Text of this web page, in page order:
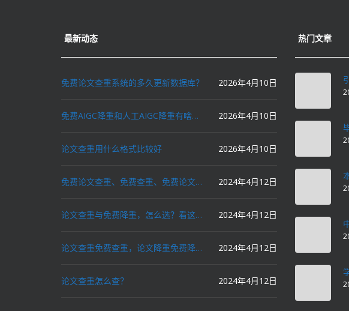
最新动态
免费论文查重系统的多久更新数据库？ 2026年4月10日
免费AIGC降重和人工AIGC降重有啥区别？ 2026年4月10日
论文查重用什么格式比较好 2026年4月10日
免费论文查重、免费查重、免费论文降重、免费降重、智能降重、一键降重、降低AIGC写作率、AI写论文，这些名词你了解吗？ 2024年4月12日
论文查重与免费降重，怎么选？看这里就对了！ 2024年4月12日
论文查重免费查重，论文降重免费降重，机器降重，人工降重，降低AIGC写作率，ai写论文，都要选论文狗和paperdog以及文思慧达！ 2024年4月12日
论文查重怎么查？ 2024年4月12日
热门文章